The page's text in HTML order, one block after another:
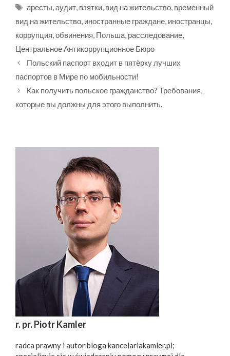
Метки
аресты,аудит, взятки, вид на жительство, временный
вид на жительство, иностранные граждане, иностранцы,
коррупция,обвинения, Польша, расследование,
Центральное Антикоррупционное Бюро
Польский паспорт входит в пятёрку лучших
паспортов в Мире по мобильности!
Как получить польское гражданство? Требования,
которые вы должны для этого выполнить.
r. pr. Piotr Kamler
radca prawny i autor bloga kancelariakamler.pl;